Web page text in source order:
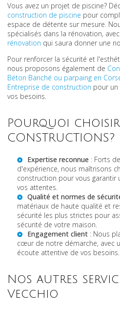
Vous avez un projet de piscine?
construction de piscine pour
espace de détente sur mesure.
spécialisés dans la rénovation,
rénovation qui saura donner une
Pour renforcer la sécurité et
nous proposons également de
Béton Banché ou parpaing en
Entreprise de construction pour
vos besoins.
Pourquoi choisir
CONSTRUCTIONS?
Expertise reconnue : Forts
d'expérience, nous maîtrisons
construction pour vous garantir
vos attentes.
Qualité et normes de
matériaux de haute qualité et
sécurité les plus strictes pour
sécurité de votre maison.
Engagement client : Nous
cœur de notre démarche, avec
écoute attentive de vos besoins.
Nos autres
Vecchio